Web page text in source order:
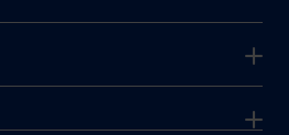
juhtivaid plasttorusüsteemide
rohkem kui 20 erinevas riigis.